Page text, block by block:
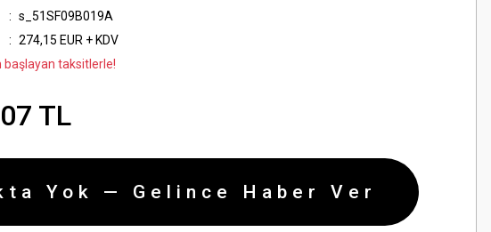
s_51SF09B019A
274,15 EUR + KDV
başlayan taksitlerle!
TL
Yok — Gelince Haber Ver